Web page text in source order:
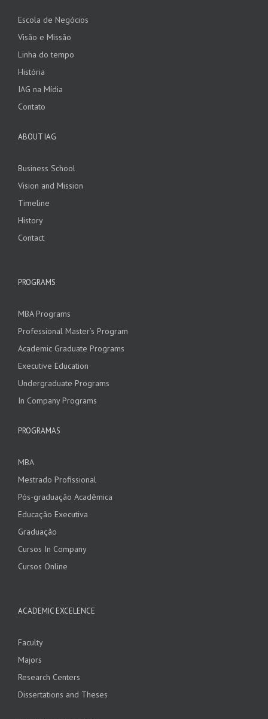
Escola de Negócios
Visão e Missão
Linha do tempo
História
IAG na Mídia
Contato
ABOUT IAG
Business School
Vision and Mission
Timeline
History
Contact
PROGRAMS
MBA Programs
Professional Master’s Program
Academic Graduate Programs
Executive Education
Undergraduate Programs
In Company Programs
PROGRAMAS
MBA
Mestrado Profissional
Pós-graduação Acadêmica
Educação Executiva
Graduação
Cursos In Company
Cursos Online
ACADEMIC EXCELENCE
Faculty
Majors
Research Centers
Dissertations and Theses